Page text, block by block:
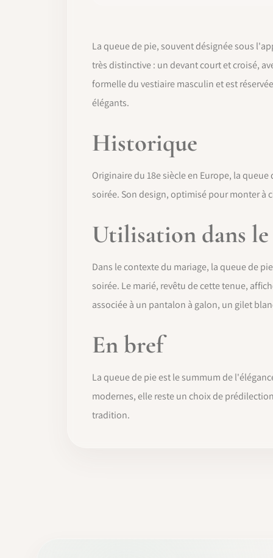
La queue de pie, souvent désignée sous
très distinctive : un devant court et croisé,
formelle du vestiaire masculin et est
élégants.
Historique
Originaire du 18e siècle en Europe, la
soirée. Son design, optimisé pour monter à
Utilisation dans le
Dans le contexte du mariage, la queue de
soirée. Le marié, revêtu de cette tenue,
associée à un pantalon à galon, un gilet
En bref
La queue de pie est le summum de
modernes, elle reste un choix de
tradition.